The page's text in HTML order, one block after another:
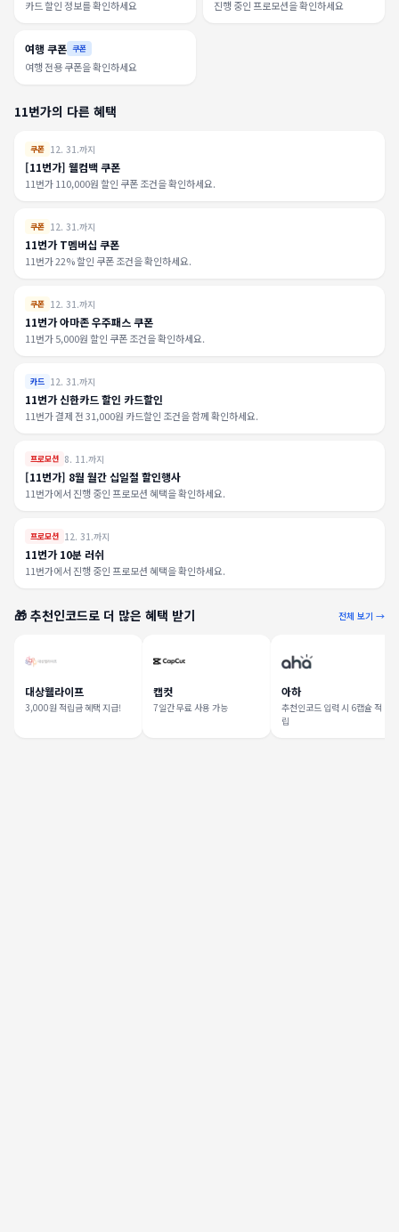
카드 할인 정보를 확인하세요 진행 중인 프로모션을 확인하세요
여행 쿠폰 쿠폰
여행 전용 쿠폰을 확인하세요
11번가의 다른 혜택
쿠폰 12. 31.까지
[11번가] 웰컴백 쿠폰
11번가 110,000원 할인 쿠폰 조건을 확인하세요.
쿠폰 12. 31.까지
11번가 T멤버십 쿠폰
11번가 22% 할인 쿠폰 조건을 확인하세요.
쿠폰 12. 31.까지
11번가 아마존 우주패스 쿠폰
11번가 5,000원 할인 쿠폰 조건을 확인하세요.
카드 12. 31.까지
11번가 신한카드 할인 카드할인
11번가 결제 전 31,000원 카드할인 조건을 함께 확인하세요.
프로모션 8. 11.까지
[11번가] 8월 월간 십일절 할인행사
11번가에서 진행 중인 프로모션 혜택을 확인하세요.
프로모션 12. 31.까지
11번가 10분 러쉬
11번가에서 진행 중인 프로모션 혜택을 확인하세요.
🎁 추천인코드로 더 많은 혜택 받기 전체 보기 →
대상웰라이프
3,000원 적립금 혜택 지급!
캡컷
7일간 무료 사용 가능
아하
추천인코드 입력 시 6캡슐 적
립